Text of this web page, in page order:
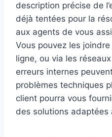
description précise de
déjà tentées pour la
aux agents de vous
Vous pouvez les
ligne, ou via les
erreurs internes
problèmes techniques
client pourra vous
des solutions adaptées